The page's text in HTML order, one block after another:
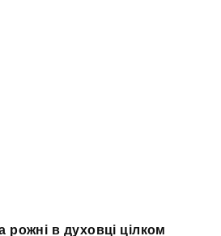
рожні в духовці цілком